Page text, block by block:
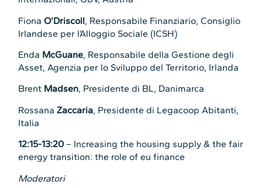
FionaO’Driscoll, Responsabile Finanziario, Consiglio
Irlandese per l’Alloggio Sociale (ICSH)
Enda McGuane, Responsabile della Gestione degli
Asset, Agenzia per lo Sviluppo del Territorio, Irlanda
Brent Madsen, Presidente di BL, Danimarca
RossanaZaccaria, Presidente di Legacoop Abitanti,
Italia
12:15-13:20 – Increasing the housing supply & the fair
energy transition: the role of eu finance
Moderatori